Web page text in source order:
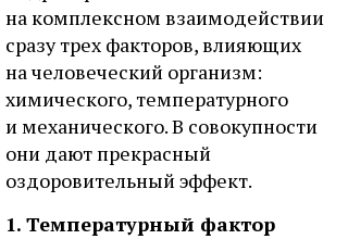
на комплексном взаимодействии
сразу трех факторов, влияющих
на человеческий организм:
химического, температурного
и механического. В совокупности
они дают прекрасный
оздоровительный эффект.
1. Температурный фактор